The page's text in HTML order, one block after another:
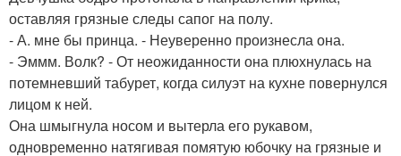
оставляя грязные следы сапог на полу.
- А. мне бы принца. - Неуверенно произнесла она.
- Эммм. Волк? - От неожиданности она плюхнулась на
потемневший табурет, когда силуэт на кухне повернулся
лицом к ней.
Она шмыгнула носом и вытерла его рукавом,
одновременно натягивая помятую юбочку на грязные и